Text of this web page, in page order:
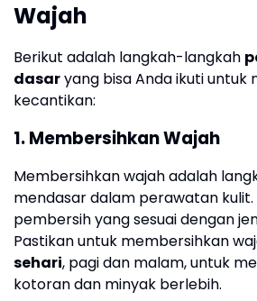
Wajah
Berikut adalah langkah-langkah
dasaryang bisa Anda ikuti untuk
kecantikan:
1.Membersihkan Wajah
Membersihkan wajah adalah
mendasar dalam perawatan
pembersih yang sesuai dengan
Pastikan untuk membersihkan
sehari, pagi dan malam, untuk
kotoran dan minyak berlebih.